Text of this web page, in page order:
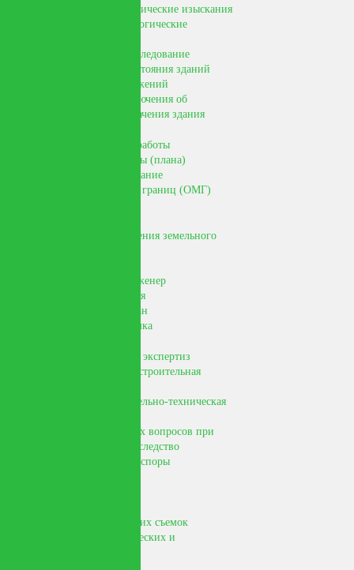
гидрометеорологические изыскания
Инженерно-экологические
Комплексное обследование
технического состояния зданий
строений, сооружений
Подготовка заключения об
изменении назначения здания
Землеустроительные работы
Подготовка Карты (плана)
Подготовка описание
местоположения границ (ОМГ)
Схема расположения земельного
Кадастровый инженер
Акт обследования
Технический план
Кадастровая съемка
Проведение судебных экспертиз
Судебная землеустроительная
Судебная строительно-техническая
Решение спорных вопросов при
вступлении в наследство
Имущественные споры
Примеры геодезических съемок
Примеры топографических и